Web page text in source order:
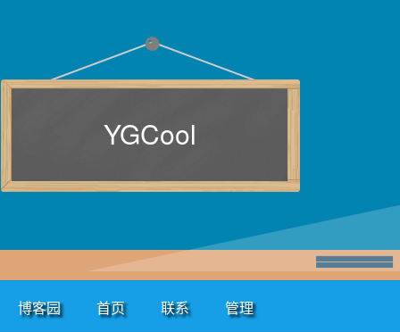
YGCool
博客园 首页 联系 管理